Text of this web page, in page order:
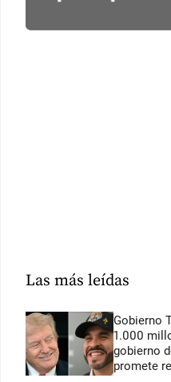
Las más leídas
Gobierno
1.000
gobierno
promete